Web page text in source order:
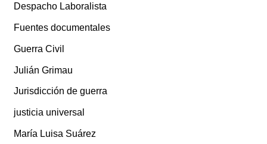
Despacho Laboralista
Fuentes documentales
Guerra Civil
Julián Grimau
Jurisdicción de guerra
justicia universal
María Luisa Suárez